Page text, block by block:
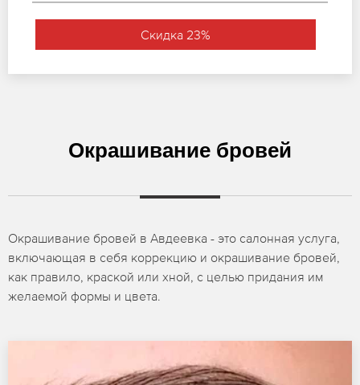
Скидка 23%
Окрашивание бровей
Окрашивание бровей в Авдеевка - это салонная услуга,
включающая в себя коррекцию и окрашивание бровей,
как правило, краской или хной, с целью придания им
желаемой формы и цвета.